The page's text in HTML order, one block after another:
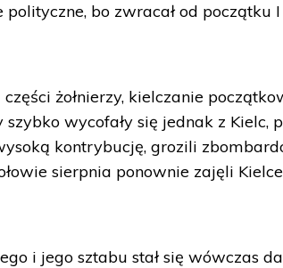
polityczne, bo zwracał od
żołnierzy, kielczanie
szybko wycofały się jednak z Kielc,
kontrybucję, grozili
sierpnia ponownie zajęli
i jego sztabu stał się wówczas